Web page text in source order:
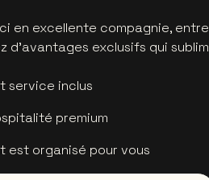
en excellente compagnie,
d’avantages exclusifs qui
service inclus
premium
est organisé pour vous